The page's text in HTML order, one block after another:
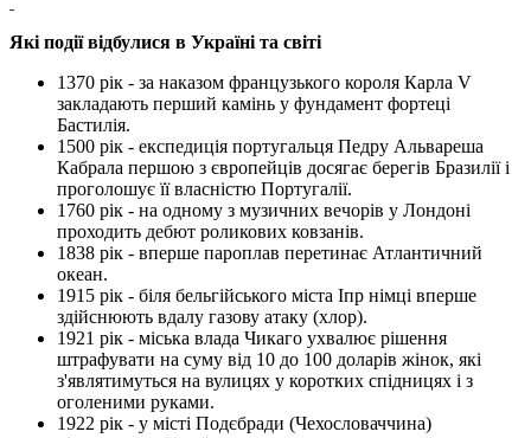
Які події відбулися в Україні та світі
1370 рік - за наказом французького короля Карла V
закладають перший камінь у фундамент фортеці
Бастилія.
1500 рік - експедиція португальця Педру Альвареша
Кабрала першою з європейців досягає берегів Бразилії і
проголошує її власністю Португалії.
1760 рік - на одному з музичних вечорів у Лондоні
проходить дебют роликових ковзанів.
1838 рік - вперше пароплав перетинає Атлантичний
океан.
1915 рік - біля бельгійського міста Іпр німці вперше
здійснюють вдалу газову атаку (хлор).
1921 рік - міська влада Чикаго ухвалює рішення
штрафувати на суму від 10 до 100 доларів жінок, які
з'являтимуться на вулицях у коротких спідницях і з
оголеними руками.
1922 рік - у місті Подєбради (Чехословаччина)